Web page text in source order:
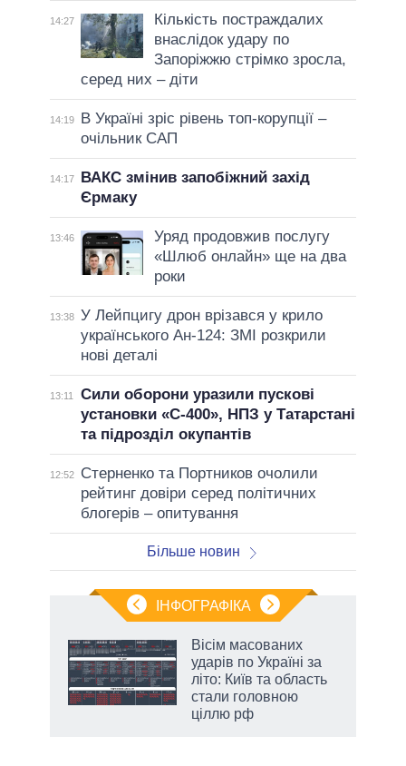
14:27
Кількість постраждалих
внаслідок удару по
Запоріжжю стрімко зросла,
серед них – діти
14:19
В Україні зріс рівень топ-корупції –
очільник САП
14:17
ВАКС змінив запобіжний захід
Єрмаку
13:46
Уряд продовжив послугу
«Шлюб онлайн» ще на два
роки
13:38 У Лейпцигу дрон врізався у крило
українського Ан-124: ЗМІ розкрили
нові деталі
13:11
Сили оборони уразили пускові
установки «С-400», НПЗ у Татарстані
та підрозділ окупантів
12:52
Стерненко та Портников очолили
рейтинг довіри серед політичних
блогерів – опитування
Більше новин
ІНФОГРАФІКА
Вісім масованих
ударів по Україні за
літо: Київ та область
стали головною
ціллю рф